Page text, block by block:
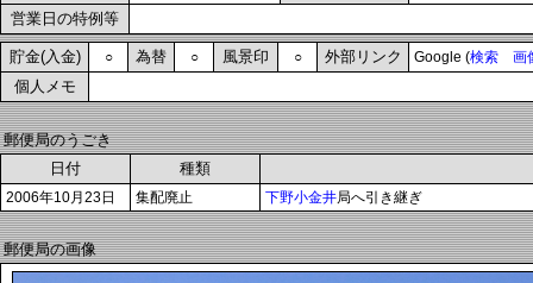
営業日の特例等
貯金(入金) ○ 為替 ○ 風景印 ○ 外部リンク Google (検索 画
個人メモ
郵便局のうごき
日付
種類
2006年10月23日 集配廃止 下野小金井局へ引き継ぎ
郵便局の画像